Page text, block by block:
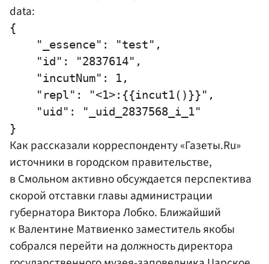
data:
{
    "_essence": "test",
    "id": "2837614",
    "incutNum": 1,
    "repl": "<1>:{{incut1()}}",
    "uid": "_uid_2837568_i_1"
Как рассказали корреспонденту «Газеты.Ru»
источники в городском правительстве,
в Смольном активно обсуждается перспектива
скорой отставки главы администрации
губернатора ВиктораЛобко. Ближайший
к Валентине Матвиенкозаместитель якобы
собрался перейти на должность директора